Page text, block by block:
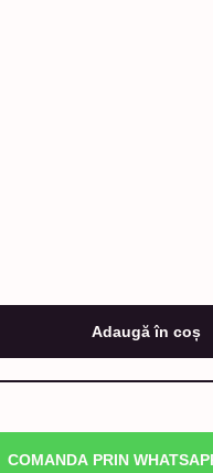
Adaugă în coș
COMANDA PRIN